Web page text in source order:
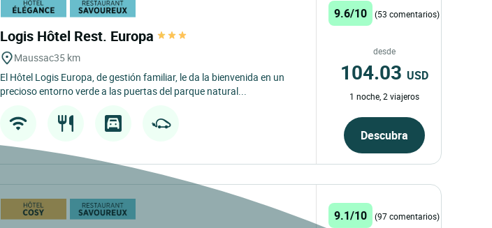
Logis Hôtel Rest. Europa
Maussac35 km
El Hôtel Logis Europa, de gestión familiar, le da la bienvenida en un
precioso entorno verde a las puertas del parque natural...
9.6/10 (53 comentarios)
desde
104.03 USD
1 noche, 2 viajeros
Descubra
9.1/10 (97 comentarios)